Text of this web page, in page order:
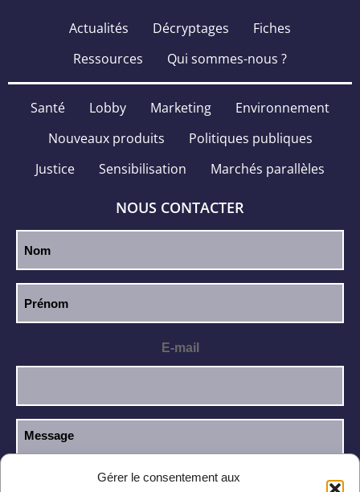
Gérer le consentement aux
Actualités Décryptages
Fiches
Ressources
Qui sommes-nous ?
Santé Lobby Marketing
Environnement
Nouveaux produits
Politiques publiques
Justice
Sensibilisation Marchés parallèles
NOUS CONTACTER
E-mail